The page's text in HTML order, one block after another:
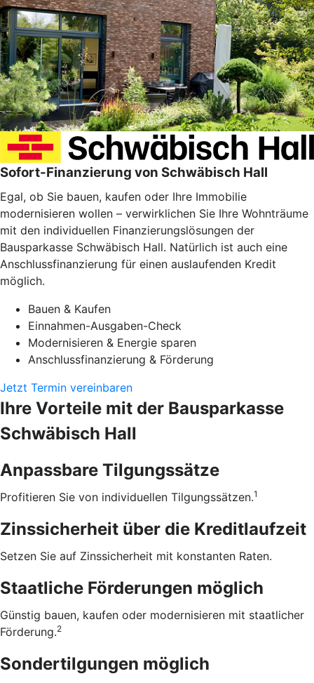
Sofort-Finanzierung von Schwäbisch Hall
Egal, ob Sie bauen, kaufen oder Ihre Immobilie
modernisieren wollen – verwirklichen Sie Ihre Wohnträume
mit den individuellen Finanzierungslösungen der
Bausparkasse Schwäbisch Hall. Natürlich ist auch eine
Anschlussfinanzierung für einen auslaufenden Kredit
möglich.
Bauen & Kaufen
Einnahmen-Ausgaben-Check
Modernisieren & Energie sparen
Anschlussfinanzierung & Förderung
Jetzt Termin vereinbaren
Ihre Vorteile mit der Bausparkasse
Schwäbisch Hall
Anpassbare Tilgungssätze
Profitieren Sie von individuellen Tilgungssätzen.1
Zinssicherheit über die ­Kreditlaufzeit
Setzen Sie auf Zinssicherheit mit konstanten Raten.
Staatliche Förderungen möglich
Günstig bauen, kaufen oder modernisieren mit staatlicher
Förderung.2
Sondertilgungen möglich